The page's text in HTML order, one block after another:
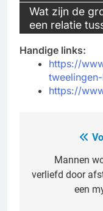
Wat zijn de
een relatie
Handige links:
https://
https://
navigatie
Mannen
verliefd door
een